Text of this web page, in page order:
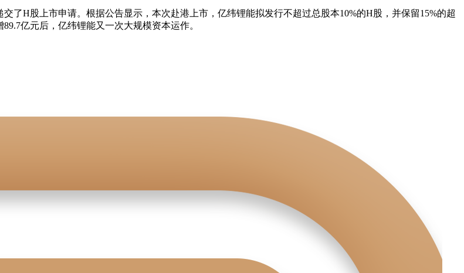
了H股上市申请。根据公告显示，本次赴港上市，亿纬锂能拟发行不超过总股本10%的H股，并保留15%的超
亿元后，亿纬锂能又一次大规模资本运作。